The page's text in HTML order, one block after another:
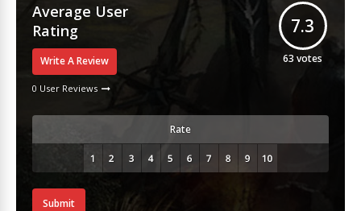
Average User
Rating
Write A Review
0 User Reviews
7.3
63 votes
Rate
Submit